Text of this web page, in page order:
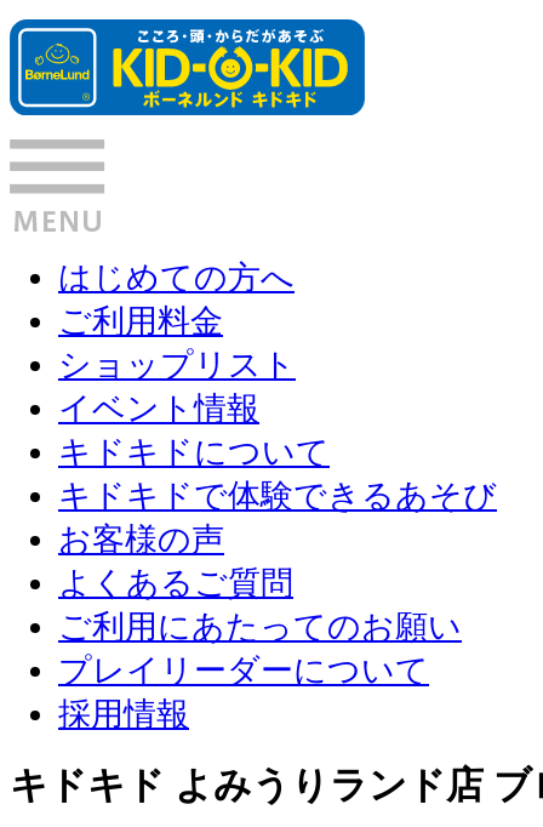
はじめての方へ
ご利用料金
ショップリスト
イベント情報
キドキドについて
キドキドで体験できるあそび
お客様の声
よくあるご質問
ご利用にあたってのお願い
プレイリーダーについて
採用情報
キドキド よみうりランド店 ブ